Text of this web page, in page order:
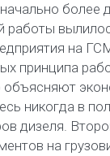
более
работы
на
принципа
объясняют
никогда в
дизеля.
на